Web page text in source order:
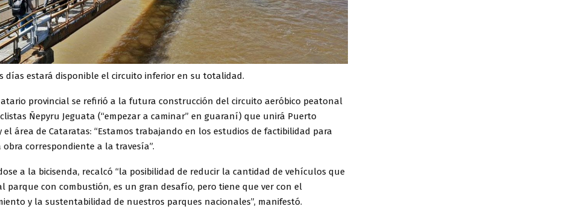
días estará disponible el circuito inferior en su totalidad.
provincial se refirió a la futura construcción del circuito aeróbico peatonal
Ñepyru Jeguata (“empezar a caminar” en guaraní) que unirá Puerto
el área de Cataratas: “Estamos trabajando en los estudios de factibilidad para
obra correspondiente a la travesía”.
a la bicisenda, recalcó “la posibilidad de reducir la cantidad de vehículos que
parque con combustión, es un gran desafío, pero tiene que ver con el
y la sustentabilidad de nuestros parques nacionales”, manifestó.